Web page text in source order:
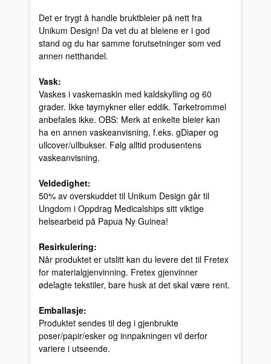
Det er trygt å handle bruktbleier på nett fra
Unikum Design! Da vet du at bleiene er i god
stand og du har samme forutsetninger som ved
annen netthandel.
Vask:
Vaskes i vaskemaskin med kaldskylling og 60
grader. Ikke tøymykner eller eddik. Tørketrommel
anbefales ikke. OBS: Merk at enkelte bleier kan
ha en annen vaskeanvisning, f.eks. gDiaper og
ullcover/ullbukser. Følg alltid produsentens
vaskeanvisning.
Veldedighet:
50% av overskuddet til Unikum Design går til
Ungdom i Oppdrag Medicalships sitt viktige
helsearbeid på Papua Ny Guinea!
Resirkulering:
Når produktet er utslitt kan du levere det til Fretex
for materialgjenvinning. Fretex gjenvinner
ødelagte tekstiler, bare husk at det skal være rent.
Emballasje:
Produktet sendes til deg i gjenbrukte
poser/papir/esker og innpakningen vil derfor
variere i utseende.